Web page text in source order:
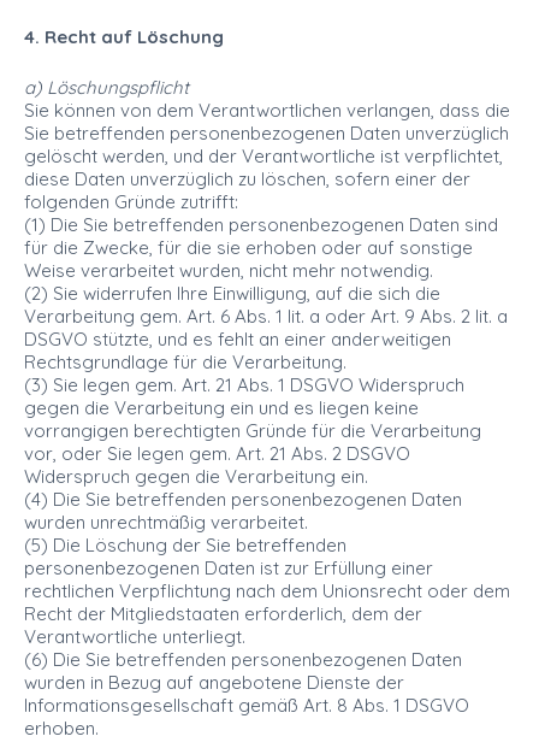
4. Recht auf Löschung
a) Löschungspflicht
Sie können von dem Verantwortlichen verlangen, dass die
Sie betreffenden personenbezogenen Daten unverzüglich
gelöscht werden, und der Verantwortliche ist verpflichtet,
diese Daten unverzüglich zu löschen, sofern einer der
folgenden Gründe zutrifft:
(1) Die Sie betreffenden personenbezogenen Daten sind
für die Zwecke, für die sie erhoben oder auf sonstige
Weise verarbeitet wurden, nicht mehr notwendig.
(2) Sie widerrufen Ihre Einwilligung, auf die sich die
Verarbeitung gem. Art. 6 Abs. 1 lit. a oder Art. 9 Abs. 2 lit. a
DSGVO stützte, und es fehlt an einer anderweitigen
Rechtsgrundlage für die Verarbeitung.
(3) Sie legen gem. Art. 21 Abs. 1 DSGVO Widerspruch
gegen die Verarbeitung ein und es liegen keine
vorrangigen berechtigten Gründe für die Verarbeitung
vor, oder Sie legen gem. Art. 21 Abs. 2 DSGVO
Widerspruch gegen die Verarbeitung ein.
(4) Die Sie betreffenden personenbezogenen Daten
wurden unrechtmäßig verarbeitet.
(5) Die Löschung der Sie betreffenden
personenbezogenen Daten ist zur Erfüllung einer
rechtlichen Verpflichtung nach dem Unionsrecht oder dem
Recht der Mitgliedstaaten erforderlich, dem der
Verantwortliche unterliegt.
(6) Die Sie betreffenden personenbezogenen Daten
wurden in Bezug auf angebotene Dienste der
Informationsgesellschaft gemäß Art. 8 Abs. 1 DSGVO
erhoben.